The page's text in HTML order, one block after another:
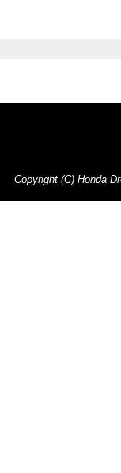
Copyright (C) Honda